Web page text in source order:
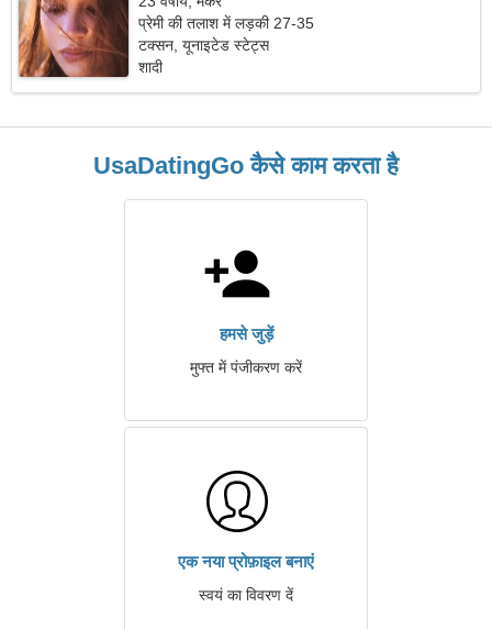
प्रेमी की तलाश में लड़की 27-35
टक्सन, यूनाइटेड स्टेट्स
शादी
UsaDatingGo कैसे काम करता है
हमसे जुड़ें
मुफ्त में पंजीकरण करें
एक नया प्रोफ़ाइल बनाएं
स्वयं का विवरण दें